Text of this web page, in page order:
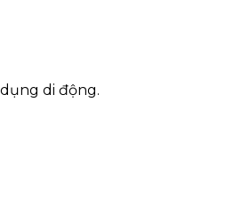
di động.